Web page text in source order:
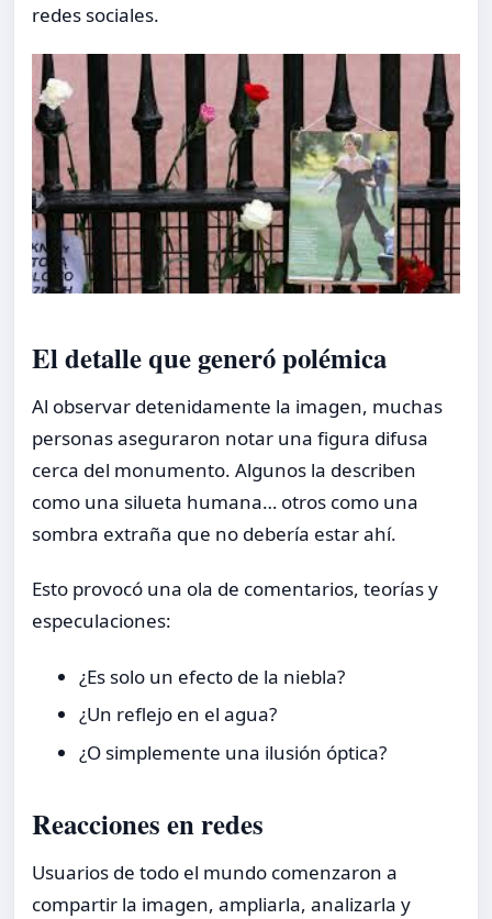
redes sociales.
El detalle que generó polémica
Al observar detenidamente la imagen, muchas
personas aseguraron notar una figura difusa
cerca del monumento. Algunos la describen
como una silueta humana… otros como una
sombra extraña que no debería estar ahí.
Esto provocó una ola de comentarios, teorías y
especulaciones:
¿Es solo un efecto de la niebla?
¿Un reflejo en el agua?
¿O simplemente una ilusión óptica?
Reacciones en redes
Usuarios de todo el mundo comenzaron a
compartir la imagen, ampliarla, analizarla y